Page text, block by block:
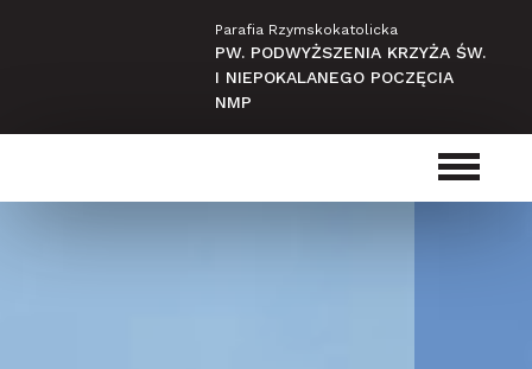
Parafia Rzymskokatolicka
PW. PODWYŻSZENIA KRZYŻA ŚW.
I NIEPOKALANEGO POCZĘCIA
NMP